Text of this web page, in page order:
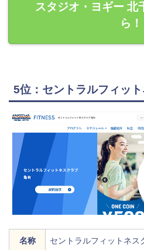
スタジオ・ヨギー 北
ら！
5位：セントラルフィッ
名称 セントラルフィットネス